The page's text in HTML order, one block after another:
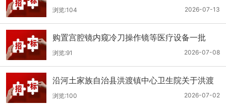
目四公开招标公告
2026-07-13
浏览:104
购置宫腔镜内窥冷刀操作镜等医疗设备一批
（双盲+远程异地+分散）
2026-07-08
浏览:91
沿河土家族自治县洪渡镇中心卫生院关于洪渡
镇中心卫生院县域医疗次中心医疗设备采购项
2026-07-02
浏览:100